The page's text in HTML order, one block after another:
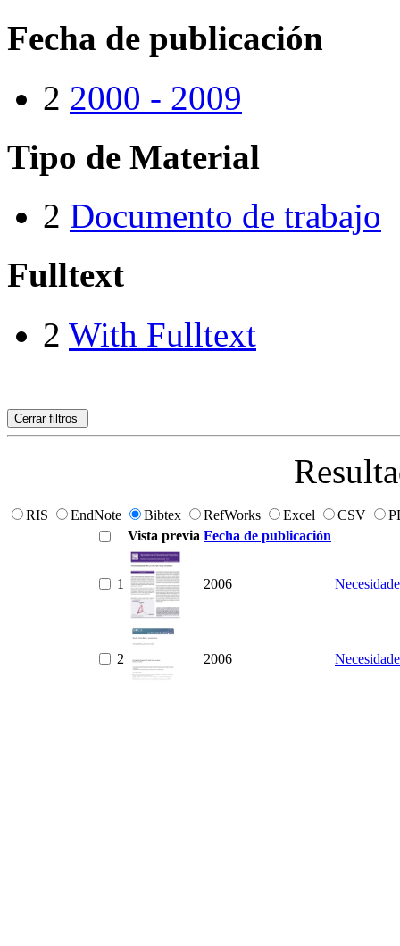
Fecha de publicación
2 2000 - 2009
Tipo de Material
2 Documento de trabajo
Fulltext
2 With Fulltext
Cerrar filtros
RIS EndNote Bibtex RefWorks Excel CSV
Vista previa Fecha de publicación
1 2006
2 2006